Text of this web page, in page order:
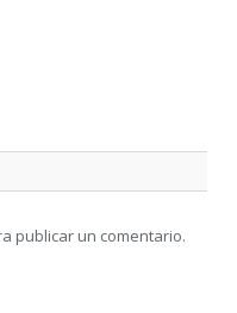
publicar un comentario.